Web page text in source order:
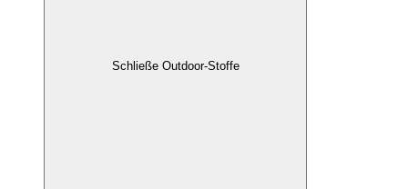
Schließe Outdoor-Stoffe